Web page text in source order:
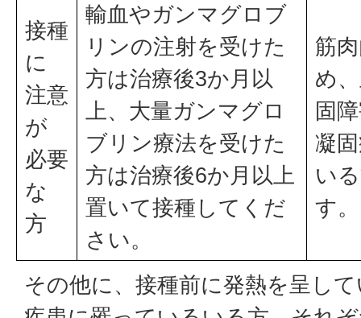
接種
に
注意
が
必要
な
方
輸血やガンマグロブ
リンの注射を受けた
方は治療後3か月以
上、大量ガンマグロ
ブリン療法を受けた
方は治療後6か月以上
置いて接種してくだ
さい。
筋
め
固
凝
い
す。
その他に、接種前に発熱を呈し